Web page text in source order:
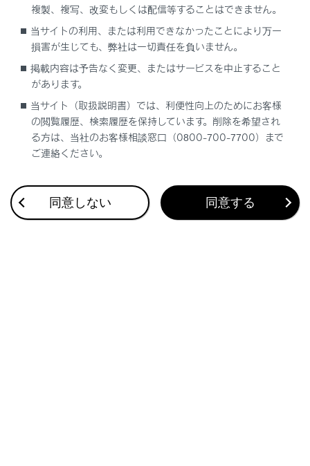
ヘルプネットスイッチ
ディスプレイ
[‍
VOL‍]ノブ
USB入力端子
複製、複写、改変もしくは配信等することはできません。
当サイトの利用、または利用できなかったことにより万一
損害が生じても、弊社は一切責任を負いません。
掲載内容は予告なく変更、またはサービスを中止すること
があります。
当サイト（取扱説明書）では、利便性向上のためにお客様
の閲覧履歴、検索履歴を保持しています。削除を希望され
る方は、当社のお客様相談窓口（0800-700-7700）まで
ご連絡ください。
同意しない 同意する